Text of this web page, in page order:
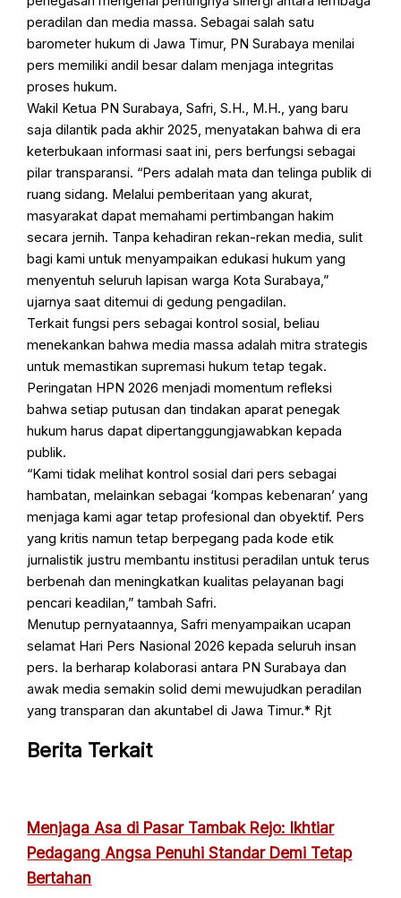
peradilan dan media massa. Sebagai salah satu
barometer hukum di Jawa Timur, PN Surabaya menilai
pers memiliki andil besar dalam menjaga integritas
proses hukum.
Wakil Ketua PN Surabaya, Safri, S.H., M.H., yang baru
saja dilantik pada akhir 2025, menyatakan bahwa di era
keterbukaan informasi saat ini, pers berfungsi sebagai
pilar transparansi. “Pers adalah mata dan telinga publik di
ruang sidang. Melalui pemberitaan yang akurat,
masyarakat dapat memahami pertimbangan hakim
secara jernih. Tanpa kehadiran rekan-rekan media, sulit
bagi kami untuk menyampaikan edukasi hukum yang
menyentuh seluruh lapisan warga Kota Surabaya,”
ujarnya saat ditemui di gedung pengadilan.
Terkait fungsi pers sebagai kontrol sosial, beliau
menekankan bahwa media massa adalah mitra strategis
untuk memastikan supremasi hukum tetap tegak.
Peringatan HPN 2026 menjadi momentum refleksi
bahwa setiap putusan dan tindakan aparat penegak
hukum harus dapat dipertanggungjawabkan kepada
publik.
“Kami tidak melihat kontrol sosial dari pers sebagai
hambatan, melainkan sebagai ‘kompas kebenaran’ yang
menjaga kami agar tetap profesional dan obyektif. Pers
yang kritis namun tetap berpegang pada kode etik
jurnalistik justru membantu institusi peradilan untuk terus
berbenah dan meningkatkan kualitas pelayanan bagi
pencari keadilan,” tambah Safri.
Menutup pernyataannya, Safri menyampaikan ucapan
selamat Hari Pers Nasional 2026 kepada seluruh insan
pers. Ia berharap kolaborasi antara PN Surabaya dan
awak media semakin solid demi mewujudkan peradilan
yang transparan dan akuntabel di Jawa Timur.* Rjt
Berita Terkait
Menjaga Asa di Pasar Tambak Rejo: Ikhtiar
Pedagang Angsa Penuhi Standar Demi Tetap
Bertahan